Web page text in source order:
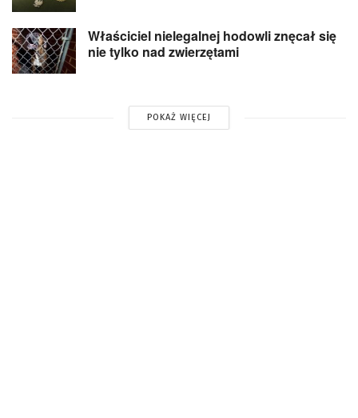
Właściciel nielegalnej hodowli znęcał się
nie tylko nad zwierzętami
POKAŻ WIĘCEJ